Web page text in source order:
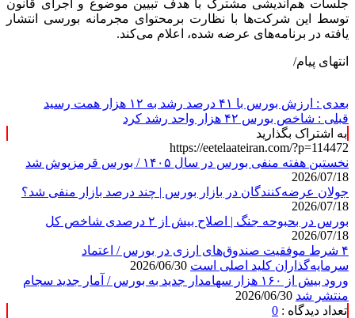
جلسات هم‌اندیشی مشترک با هدف تبیین موضوع و اجرای قانون
توسط این‌ شرکت‌ها با نظارت برمحتوای مجرمانه بورسی انتشار
یافته در برنامه‌های عرضه شده، اعلام می‌کند.
انتهای پیام/
بعدی : ارزش بورس با ۴۱ درصد رشد به ۱۲ هزار همت رسید
قبلی : شاخص بورس ۴۲ هزار واحد رشد کرد
به اشتراک بگذارید
https://eetelaateiran.com/?p=114472
نخستین هفته منفی بورس در سال ۱۴۰۵ / بورس قرمزپوش شد
2026/07/18
جولان عرضه‌کنندگان در بازار بورس | چند درصد بازار منفی شد؟
2026/07/18
بورس در بحبوحه جنگ | اصلاح بیش از ۲ درصدی شاخص کل
2026/07/18
۴ شرط موفقیت صندوق‌های ارزی در بورس / اعتماد
سرمایه‌گذاران کلید اصلی است
ورود بیش از ۱۶۰ هزار سهامدار جدید به بورس / آمار جدید سجام
منتشر شد
تعداد دیدگاه : 0